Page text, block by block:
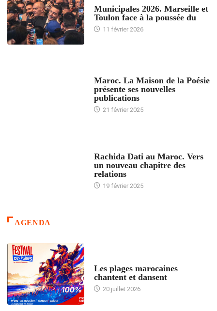
Municipales 2026. Marseille et
Toulon face à la poussée du
11 février 2026
Maroc. La Maison de la Poésie
présente ses nouvelles
publications
21 février 2025
Rachida Dati au Maroc. Vers
un nouveau chapitre des
relations
19 février 2025
AGENDA
Les plages marocaines
chantent et dansent
20 juillet 2026